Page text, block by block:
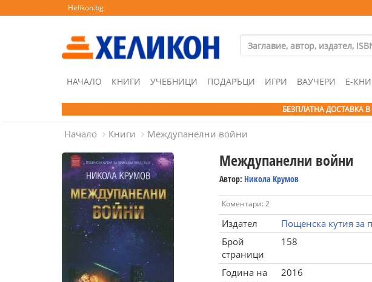
Helikon.bg
НАЧАЛО КНИГИ УЧЕБНИЦИ ПОДАРЪЦИ ИГРИ ВАУЧЕРИ Е-
БЕЗПЛАТНА ДОСТАВКА
Начало Книги Междупанелни войни
Междупанелни войни
Автор: Никола Крумов
Коментари: 2
Издател
Пощенска кутия за
Брой
страници
158
Година на
2016